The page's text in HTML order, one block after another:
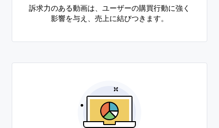
訴求力のある動画は、ユーザーの購買行動に強く
影響を与え、売上に結びつきます。